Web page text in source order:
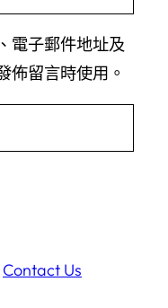
電子郵件地址及
佈留言時使用。
Contact Us